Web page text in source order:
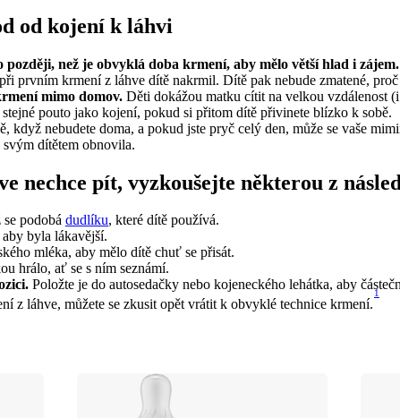
od kojení k láhvi
později, než je obvyklá doba krmení, aby mělo větší hlad i zájem.
prvním krmení z láhve dítě nakrmil. Dítě pak nebude zmatené,
mimo domov. Děti dokážou matku cítit na velkou vzdálenost
pouto jako kojení, pokud si přitom dítě přivinete blízko k sobě.
když nebudete doma, a pokud jste pryč celý den, může se vaše
dítětem obnovila.
nechce pít, vyzkoušejte některou z
se podobá dudlíku, které dítě používá.
byla lákavější.
mléka, aby mělo dítě chuť se přisát.
hrálo, ať se s ním seznámí.
Položte je do autosedačky nebo kojeneckého lehátka, aby
z láhve, můžete se zkusit opět vrátit k obvyklé technice krmení.
1